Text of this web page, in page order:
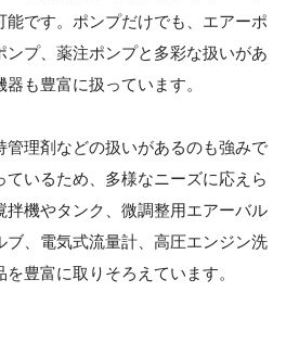
です。ポンプだけでも、エアーポ
ンプ、薬注ポンプと多彩な扱いがあ
も豊富に扱っています。
管理剤などの扱いがあるのも強みで
いるため、多様なニーズに応えら
拌機やタンク、微調整用エアーバル
ブ、電気式流量計、高圧エンジン洗
豊富に取りそろえています。